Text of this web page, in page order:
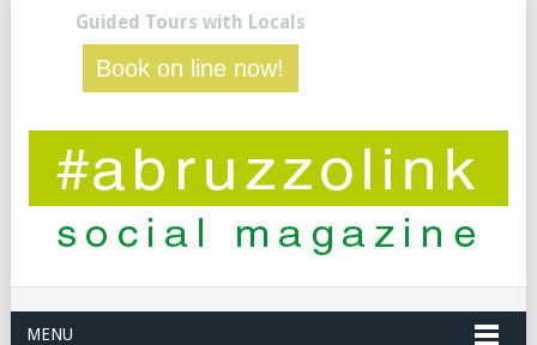
Guided Tours with Locals
Book on line now!
MENU